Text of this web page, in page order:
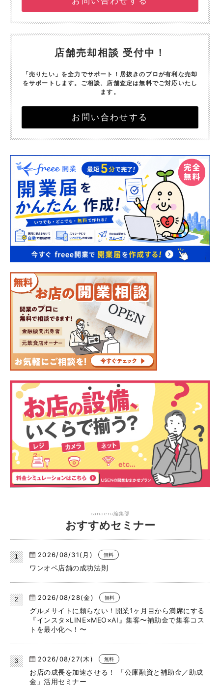
店舗売却相談 受付中！
「売りたい」を全力でサポート！ 居抜きのプロが有利な売却
をサポートします。 ご相談、店舗査定は無料でご対応いたし
ます。
お問い合わせする
canaeru編集部
おすすめセミナー
2026/08/31(月) 無料
ワンオペ店舗の成功法則
2026/08/28(金) 無料
グルメサイトに頼らない！開業1ヶ月目から満席にする
『インスタ×LINE×MEO×AI』集客〜補助金で集客コス
トを最小化へ！〜
2026/08/27(木) 無料
お店の成長を加速させる！ 「公庫融資と補助金／助成
金」活用セミナー